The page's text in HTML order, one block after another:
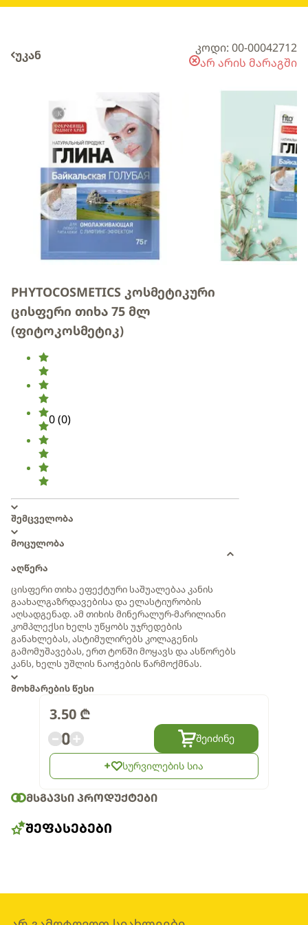
უკან
კოდი: 00-00042712
არ არის მარაგში
PHYTOCOSMETICS კოსმეტიკური
ცისფერი თიხა 75 მლ
(ფიტოკოსმეტიკ)
0(0)
შემცველობა
მოცულობა
აღწერა
ცისფერი თიხა ეფექტური საშუალებაა კანის
გაახალგაზრდავებისა და ელასტიურობის
აღსადგენად. ამ თიხის მინერალურ-მარილიანი
კომპლექსი ხელს უწყობს უჯრედების
განახლებას, ასტიმულირებს კოლაგენის
გამომუშავებას, ერთ ტონში მოყავს და ასწორებს
კანს, ხელს უშლის ნაოჭების წარმოქმნას.
მოხმარების წესი
3.50 ₾
0 შეიძინე
სურვილების სია
ᲛᲡᲒᲐᲕᲡᲘ ᲞᲠᲝᲓᲣᲥᲢᲔᲑᲘ
ᲨᲔᲤᲐᲡᲔᲑᲔᲑᲘ